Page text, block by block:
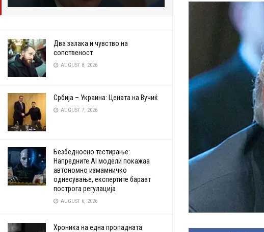
Два залaка и чувство на
сопственост
AUGUST 8, 2026
Србија – Украина: Цената на Вучиќ
AUGUST 7, 2026
Безбедносно тестирање:
Напредните AI модели покажаа
автономно измамничко
однесување, експертите бараат
построга регулација
AUGUST 6, 2026
Хроника на една пропадната